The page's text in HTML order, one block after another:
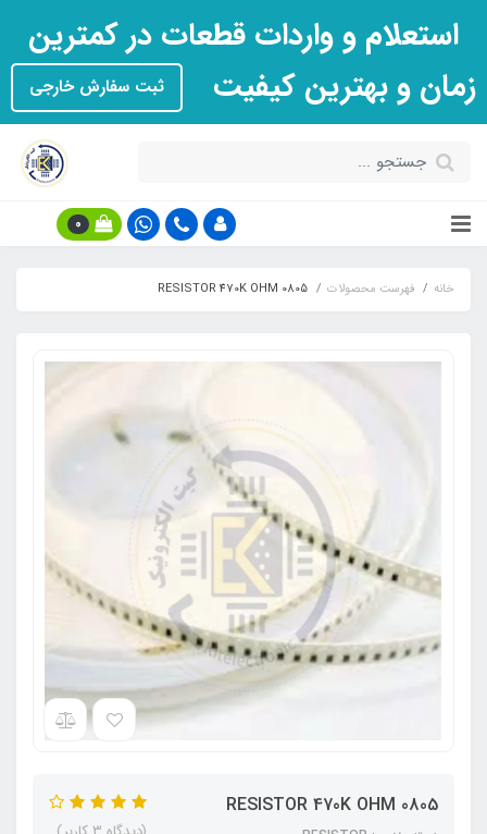
استعلام و واردات قطعات در کمترین
زمان و بهترین کیفیت
ثبت سفارش خارجی
0
خانه فهرست محصولات RESISTOR 470K OHM 0805
RESISTOR 470K OHM 0805